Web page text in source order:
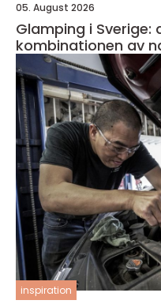
05. August 2026
Glamping i Sverige:
kombinationen av
inspiration